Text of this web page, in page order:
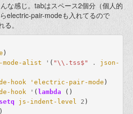
な感じ。tabはスペース2個分（個人的
electric-pair-modeも入れてるので
。
)
mode-alist ' ( "\\.tss$" .
json-
hook 'electric-pair-mode )
hook ' (lambda
()
setq js-indent-level 2 )